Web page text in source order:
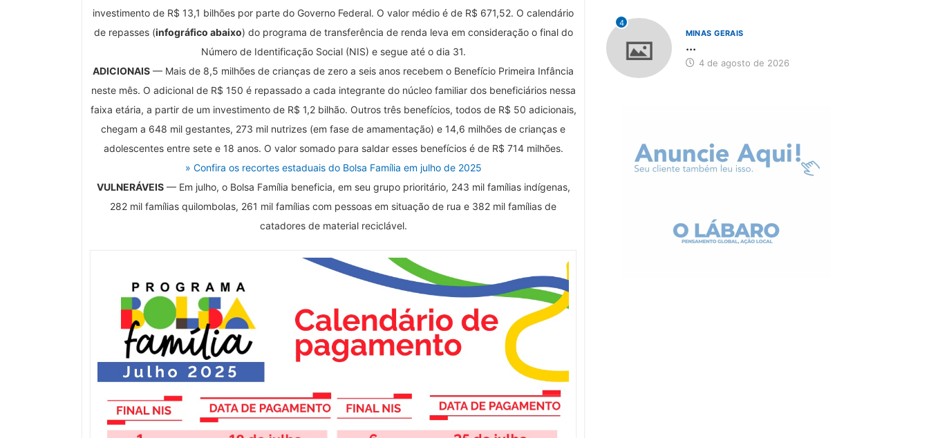
investimento de R$ 13,1 bilhões por parte do Governo Federal. O valor médio é de R$ 671,52. O calendário
de repasses (infográfico abaixo) do programa de transferência de renda leva em consideração o final do
Número de Identificação Social (NIS) e segue até o dia 31.
ADICIONAIS — Mais de 8,5 milhões de crianças de zero a seis anos recebem o Benefício Primeira Infância
neste mês. O adicional de R$ 150 é repassado a cada integrante do núcleo familiar dos beneficiários nessa
faixa etária, a partir de um investimento de R$ 1,2 bilhão. Outros três benefícios, todos de R$ 50 adicionais,
chegam a 648 mil gestantes, 273 mil nutrizes (em fase de amamentação) e 14,6 milhões de crianças e
adolescentes entre sete e 18 anos. O valor somado para saldar esses benefícios é de R$ 714 milhões.
» Confira os recortes estaduais do Bolsa Família em julho de 2025
VULNERÁVEIS— Em julho, o Bolsa Família beneficia, em seu grupo prioritário, 243 mil famílias indígenas,
282 mil famílias quilombolas, 261 mil famílias com pessoas em situação de rua e 382 mil famílias de
catadores de material reciclável.
4
MINAS GERAIS
...
4 de agosto de 2026